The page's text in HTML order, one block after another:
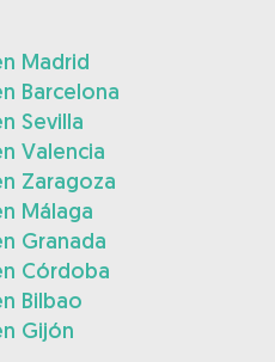
Madrid
Barcelona
Sevilla
Valencia
Zaragoza
Málaga
Granada
Córdoba
Bilbao
Gijón